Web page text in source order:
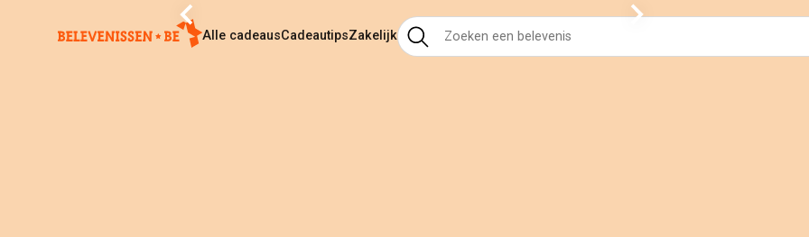
Alle cadeausCadeautipsZakelijk